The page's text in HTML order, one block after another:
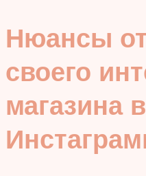
Нюансы
своего
магазина в